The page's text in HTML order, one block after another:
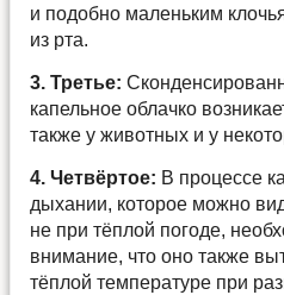
и подобно маленьким
из рта.
3. Третье:
капельное облачко
также у животных и у
4. Четвёртое: В процессе
дыхании, которое можно
не при тёплой погоде,
внимание, что оно также
тёплой температуре при